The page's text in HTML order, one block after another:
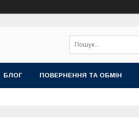
БЛОГ ПОВЕРНЕННЯ ТА ОБМІН